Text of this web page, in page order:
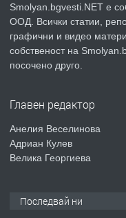
ПРЕДЛАГА
ТЪРСИ
Smolyan.bgvesti.NET е
ООД. Всички статии,
графични и видео
собственост на
посочено друго.
Главен редактор
Анелия Веселинова
Адриан Кулев
Велика Георгиева
Последвай ни